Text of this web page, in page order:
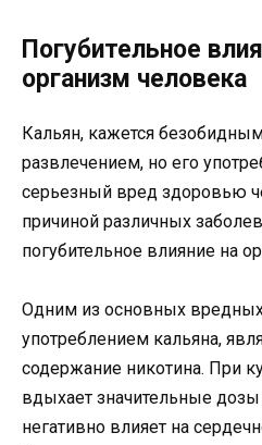
Погубительное
организм человека
Кальян, кажется
развлечением, но его
серьезный вред здоровью
причиной различных
погубительное влияние на
Одним из основных
употреблением кальяна,
содержание никотина. При
вдыхает значительные
негативно влияет на